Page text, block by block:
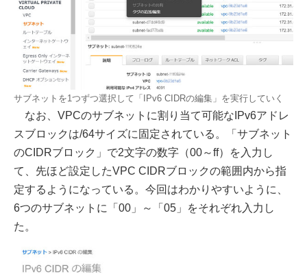
サブネットを1つずつ選択して「IPv6 CIDRの編集」を実行していく
なお、VPCのサブネットに割り当て可能なIPv6アドレ
スブロックは/64サイズに固定されている。「サブネット
のCIDRブロック」で2文字の数字（00～ff）を入力し
て、先ほど設定したVPC CIDRブロックの範囲内から指
定するようになっている。今回はわかりやすいように、
6つのサブネットに「00」～「05」をそれぞれ入力し
た。